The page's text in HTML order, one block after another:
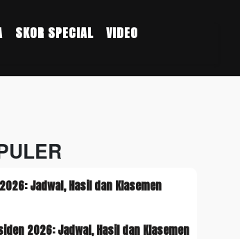
SKOR SPECIAL VIDEO
2026: Jadwal, Hasil dan Klasemen
2026: Jadwal, Hasil dan Klasemen